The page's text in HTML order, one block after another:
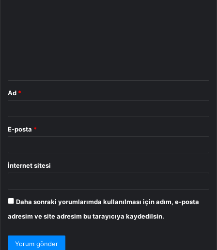
Ad *
E-posta *
İnternet sitesi
Daha sonraki yorumlarımda kullanılması için adım, e-posta
adresim ve site adresim bu tarayıcıya kaydedilsin.